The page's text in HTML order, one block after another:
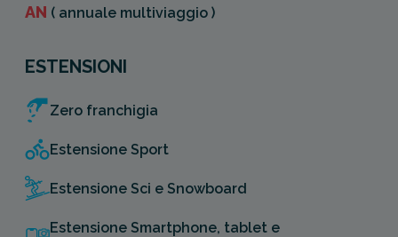
AN ( annuale multiviaggio )
ESTENSIONI
Zero franchigia
Estensione Sport
Estensione Sci e Snowboard
Estensione Smartphone, tablet e